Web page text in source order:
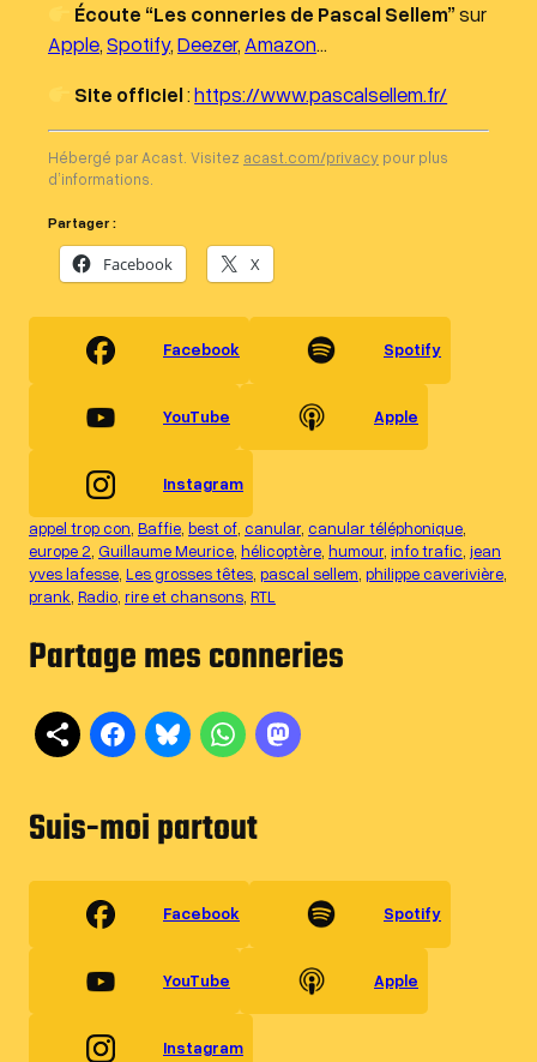
Écoute “Les conneries de Pascal Sellem”sur
Apple,Spotify,Deezer,Amazon…
Site officiel:https://www.pascalsellem.fr/
Hébergé par Acast. Visitez acast.com/privacy pour plus
d’informations.
Partager :
Facebook X
Facebook Spotify
YouTube Apple
Instagram
appel trop con Baffie best of canular canular téléphonique
europe 2 Guillaume Meurice hélicoptère humour info trafic jean
yves lafesse Les grosses têtes pascal sellem philippe caverivière
prank Radio rire et chansons RTL
Partage mes conneries
Suis-moi partout
Facebook Spotify
YouTube Apple
Instagram